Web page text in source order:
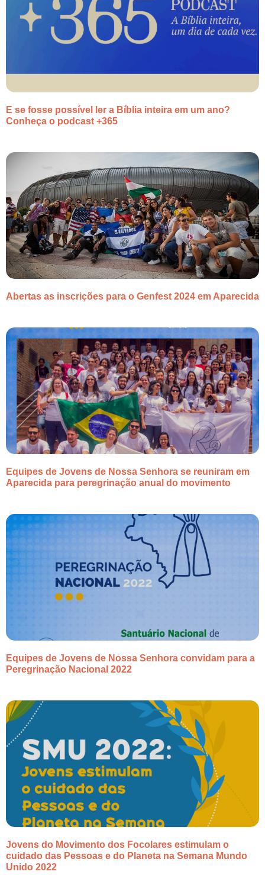
E se fosse possível ler a Bíblia inteira em um ano?
Conheça o podcast +365
Abertas as inscrições para o Genfest 2024 em Aparecida
Equipes de Jovens de Nossa Senhora se reuniram em
Aparecida para peregrinação anual do movimento
Equipes de Jovens de Nossa Senhora convidam para a
Peregrinação Nacional 2022
Jovens do Movimento dos Focolares estimulam o
cuidado das Pessoas e do Planeta na Semana Mundo
Unido 2022